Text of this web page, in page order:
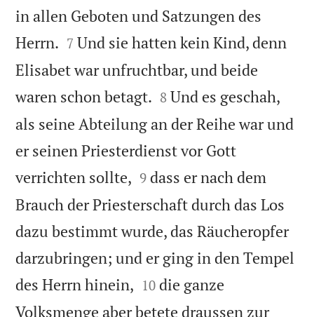
in allen Geboten und Satzungen des
Herrn. 

7 Und sie hatten kein Kind, denn
Elisabet war unfruchtbar, und beide
waren schon betagt. 

8 Und es geschah,
als seine Abteilung an der Reihe war und
er seinen Priesterdienst vor Gott
verrichten sollte, 

9 dass er nach dem
Brauch der Priesterschaft durch das Los
dazu bestimmt wurde, das Räucheropfer
darzubringen; und er ging in den Tempel
des Herrn hinein, 

10 die ganze
Volksmenge aber betete draussen zur